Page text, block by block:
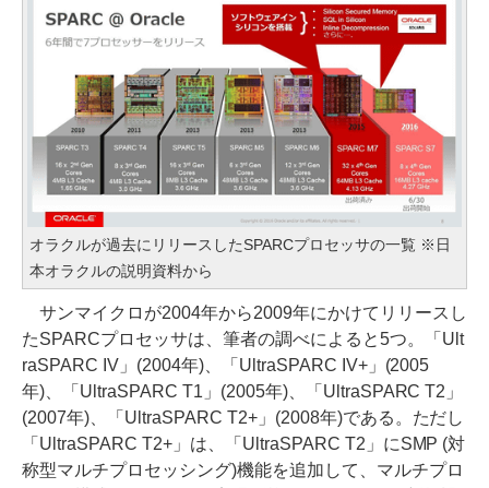
オラクルが過去にリリースしたSPARCプロセッサの一覧 ※日
本オラクルの説明資料から
サンマイクロが2004年から2009年にかけてリリースし
たSPARCプロセッサは、筆者の調べによると5つ。「Ult
raSPARC IV」(2004年)、「UltraSPARC IV+」(2005
年)、「UltraSPARC T1」(2005年)、「UltraSPARC T2」
(2007年)、「UltraSPARC T2+」(2008年)である。ただし
「UltraSPARC T2+」は、「UltraSPARC T2」にSMP (対
称型マルチプロセッシング)機能を追加して、マルチプロ